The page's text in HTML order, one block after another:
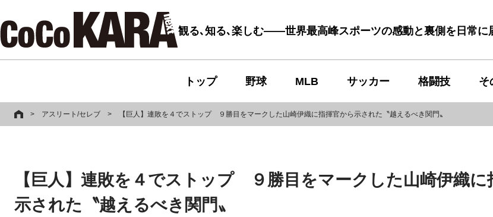
観る､知る､楽しむ――世界最高峰スポーツの感動と裏側を日常に
トップ 野球 MLB サッカー 格闘技 そ
> アスリート/セレブ > 【巨人】連敗を４でストップ ９勝目をマークした山崎伊織に指揮官から示された〝越えるべき関門〟
【巨人】連敗を４でストップ ９勝目をマークした山崎伊織に
示された〝越えるべき関門〟